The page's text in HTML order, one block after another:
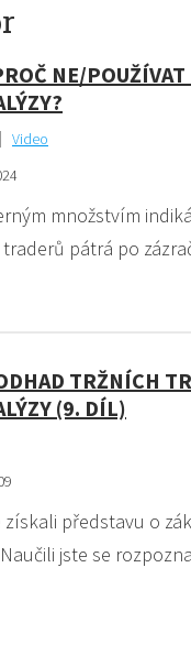
NE/
Video
množstvím
pátrá po
TRŽNÍCH
(9. DÍL)
představu o
jste se